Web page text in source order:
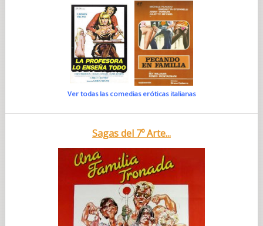
Ver todas las comedias eróticas italianas
Sagas del 7º Arte...